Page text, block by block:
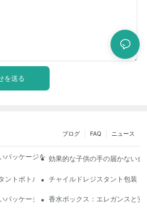
を送る
ニュース
FAQ
ブログ
パッケージを理解する：子どもの安全を確保
効果的な子供の手の届かない金
ントボトル：遵守のために知っておくべきこ
チャイルドレジスタント包装：
パッケージソリューションの未来
香水ボックス：エレガンスと安